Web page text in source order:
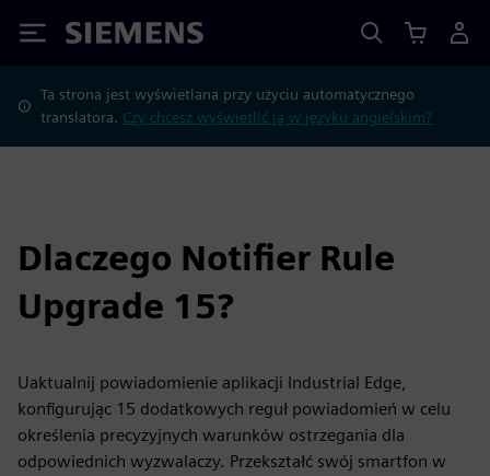
Siemens
Ta strona jest wyświetlana przy użyciu automatycznego
translatora. Czy chcesz wyświetlić ją w języku angielskim?
Dlaczego Notifier Rule
Upgrade 15?
Uaktualnij powiadomienie aplikacji Industrial Edge,
konfigurując 15 dodatkowych reguł powiadomień w celu
określenia precyzyjnych warunków ostrzegania dla
odpowiednich wyzwalaczy. Przekształć swój smartfon w